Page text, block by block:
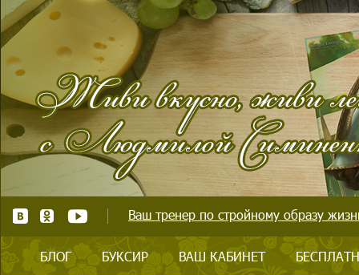
Ваш тренер по стройному образу
БЛОГ БУКСИР ВАШ КАБИНЕТ